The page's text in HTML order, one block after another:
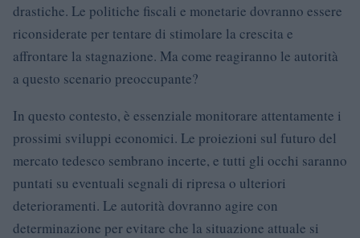
drastiche. Le politiche fiscali e monetarie dovranno essere
riconsiderate per tentare di stimolare la crescita e
affrontare la stagnazione. Ma come reagiranno le autorità
a questo scenario preoccupante?
In questo contesto, è essenziale monitorare attentamente i
prossimi sviluppi economici. Le proiezioni sul futuro del
mercato tedesco sembrano incerte, e tutti gli occhi saranno
puntati su eventuali segnali di ripresa o ulteriori
deterioramenti. Le autorità dovranno agire con
determinazione per evitare che la situazione attuale si